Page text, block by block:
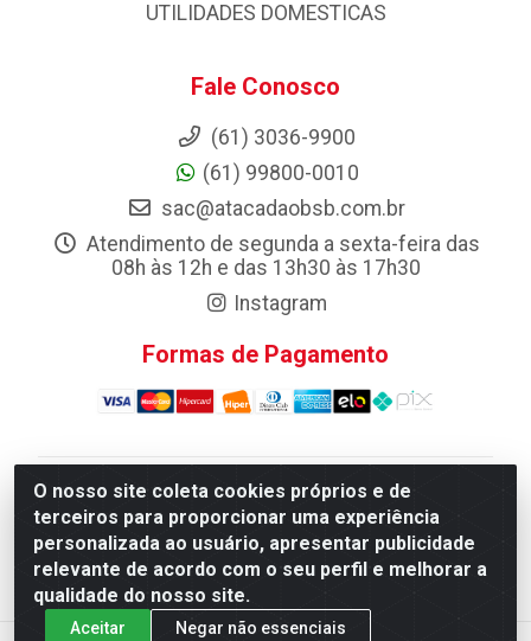
O nosso site coleta cookies próprios e de
terceiros para proporcionar uma experiência
personalizada ao usuário, apresentar publicidade
relevante de acordo com o seu perfil e melhorar a
qualidade do nosso site.
Aceitar Negar não essenciais
UTILIDADES DOMESTICAS
Fale Conosco
(61) 3036-9900
(61) 99800-0010
sac@atacadaobsb.com.br
Atendimento de segunda a sexta-feira das
08h às 12h e das 13h30 às 17h30
Instagram
Formas de Pagamento
Atacadao da Limpeza F. Pereira Queiroz Comercio e
Distribuicao LTDA - Quadra Qi 10 Lotes 39 e, 41 - Setor
Industrial (Taguatinga), Brasília/DF - CEP 72.135-100 -
CNPJ 13.184.675/0001-80